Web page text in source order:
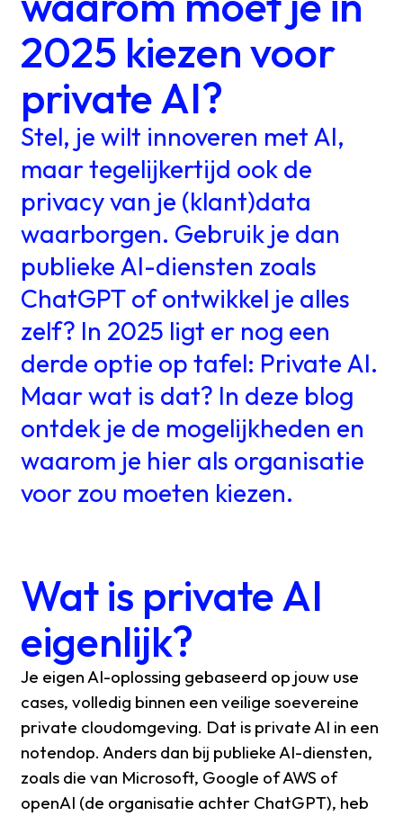
2025 kiezen voor
private AI?
Stel, je wilt innoveren met AI,
maar tegelijkertijd ook de
privacy van je (klant)data
waarborgen. Gebruik je dan
publieke AI-diensten zoals
ChatGPT of ontwikkel je alles
zelf? In 2025 ligt er nog een
derde optie op tafel: Private AI.
Maar wat is dat? In deze blog
ontdek je de mogelijkheden en
waarom je hier als organisatie
voor zou moeten kiezen.
Wat is private AI
eigenlijk?
Je eigen AI-oplossing gebaseerd op jouw use
cases, volledig binnen een veilige soevereine
private cloudomgeving. Dat is private AI in een
notendop. Anders dan bij publieke AI-diensten,
zoals die van Microsoft, Google of AWS of
openAI (de organisatie achter ChatGPT), heb